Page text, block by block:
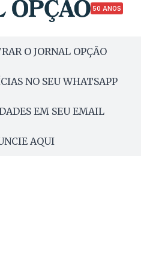
50 ANOS
O JORNAL OPÇÃO
NO SEU WHATSAPP
EM SEU EMAIL
AQUI